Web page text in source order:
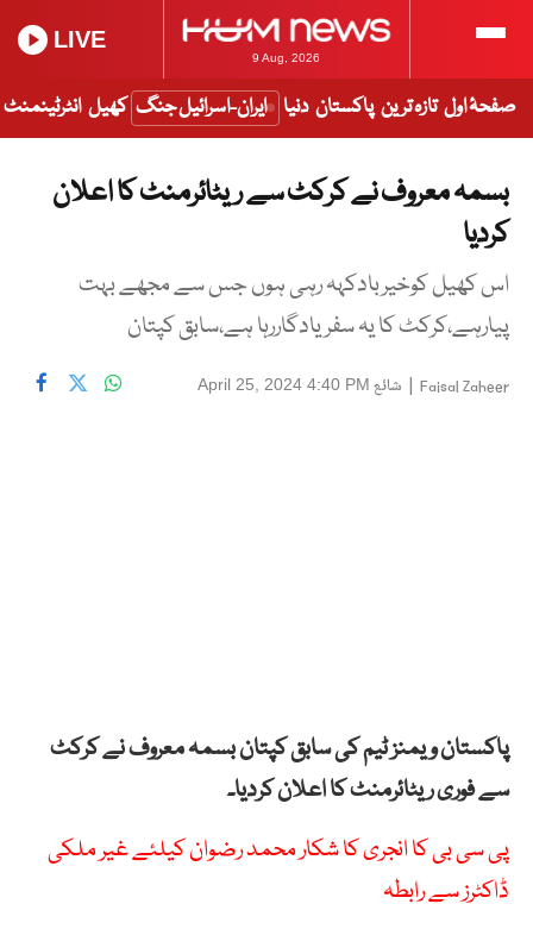
9 Aug, 2026
LIVE
صفحۂ اول تازہ ترین پاکستان دنیا ایران-اسرائیل جنگ کھیل انٹرٹینمنٹ
بسمہ معروف نے کرکٹ سے ریٹائرمنٹ کا اعلان
کردیا
اس کھیل کوخیربادکہہ رہی ہوں جس سے مجھے بہت
پیارہے،کرکٹ کا یہ سفر یادگاررہا ہے،سابق کپتان
Faisal Zaheer
| شائع April 25, 2024 4:40 PM
پاکستان ویمنز ٹیم کی سابق کپتان بسمہ معروف نے کرکٹ
سے فوری ریٹائرمنٹ کا اعلان کردیا۔
پی سی بی کا انجری کا شکار محمد رضوان کیلئے غیر ملکی
ڈاکٹرز سے رابطہ